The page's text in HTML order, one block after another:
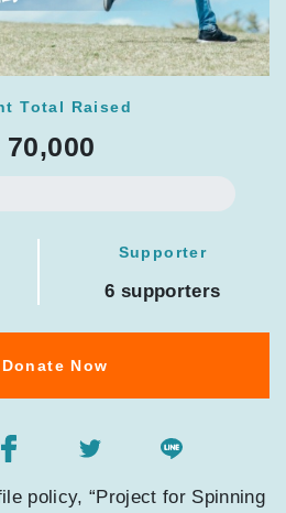
Total Raised
70,000
Supporter
6 supporters
Donate Now
policy, “Project for Spinning